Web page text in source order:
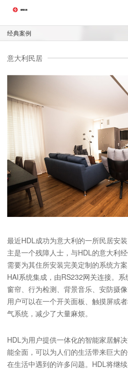
经典案例
意大利民居
最近HDL成功为意大利的一所民居安
主是一个残障人士，与HDL的意大利
需要为其住所安装完美定制的系统方
HAI系统集成，由RS232网关连接。系
窗帘、行为检测、背景音乐、安防摄
用户可以在一个开关面板、触摸屏或
气系统，减少了大量麻烦。
HDL为用户提供一体化的智能家居解
能全面，可以为人们的生活带来巨大
在生活中遇到的许多问题。HDL将继